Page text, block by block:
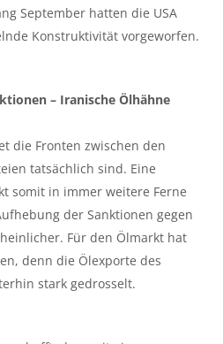
September hatten die USA
Konstruktivität vorgeworfen.
– Iranische Ölhähne
die Fronten zwischen den
tatsächlich sind. Eine
somit in immer weitere Ferne
der Sanktionen gegen
Für den Ölmarkt hat
denn die Ölexporte des
stark gedrosselt.